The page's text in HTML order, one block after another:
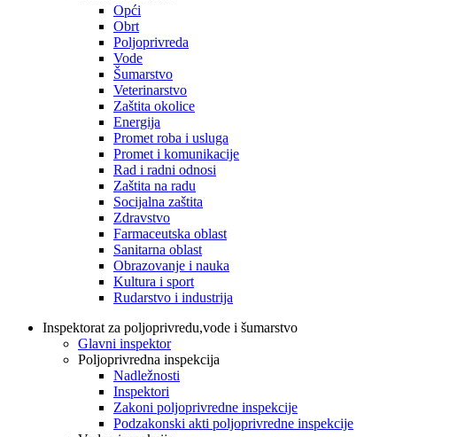
Opći
Obrt
Poljoprivreda
Vode
Šumarstvo
Veterinarstvo
Zaštita okolice
Energija
Promet roba i usluga
Promet i komunikacije
Rad i radni odnosi
Zaštita na radu
Socijalna zaštita
Zdravstvo
Farmaceutska oblast
Sanitarna oblast
Obrazovanje i nauka
Kultura i sport
Rudarstvo i industrija
Inspektorat za poljoprivredu,vode i šumarstvo
Glavni inspektor
Poljoprivredna inspekcija
Nadležnosti
Inspektori
Zakoni poljoprivredne inspekcije
Podzakonski akti poljoprivredne inspekcije